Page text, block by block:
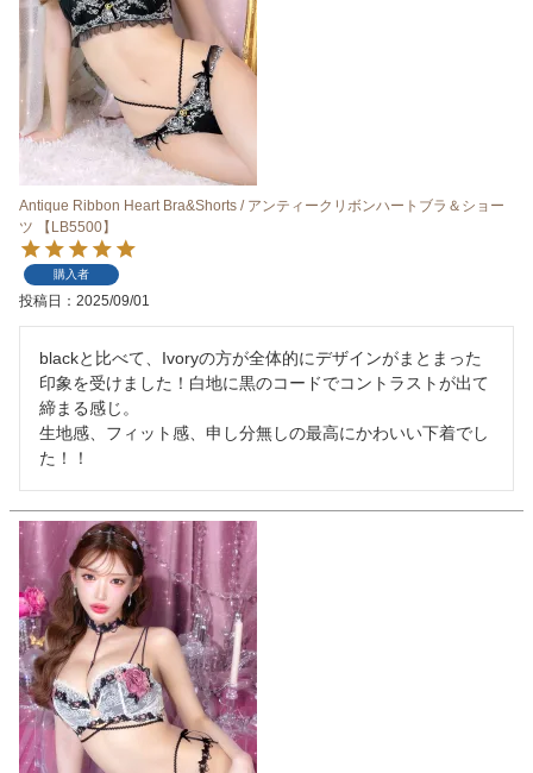
Antique Ribbon Heart Bra&Shorts / アンティークリボンハートブラ＆ショー
ツ 【LB5500】
購入者
投稿日 2025/09/01
blackと比べて、Ivoryの方が全体的にデザインがまとまった
印象を受けました！白地に黒のコードでコントラストが出て
締まる感じ。
生地感、フィット感、申し分無しの最高にかわいい下着でし
た！！